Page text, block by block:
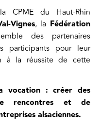
CPME du Haut-Rhin
Vignes, la Fédération
des partenaires
participants pour leur
à la réussite de cette
vocation : créer des
rencontres et de
alsaciennes.